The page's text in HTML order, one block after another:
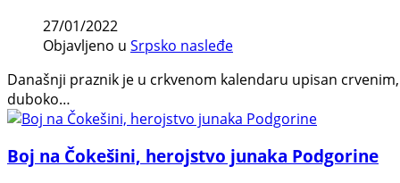
27/01/2022
Objavljeno u Srpsko nasleđe
Današnji praznik je u crkvenom kalendaru upisan
duboko…
Boj na Čokešini, herojstvo junaka Podgorine